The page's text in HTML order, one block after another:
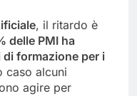
, il ritardo è
delle PMI ha
formazione per i
caso alcuni
agire per